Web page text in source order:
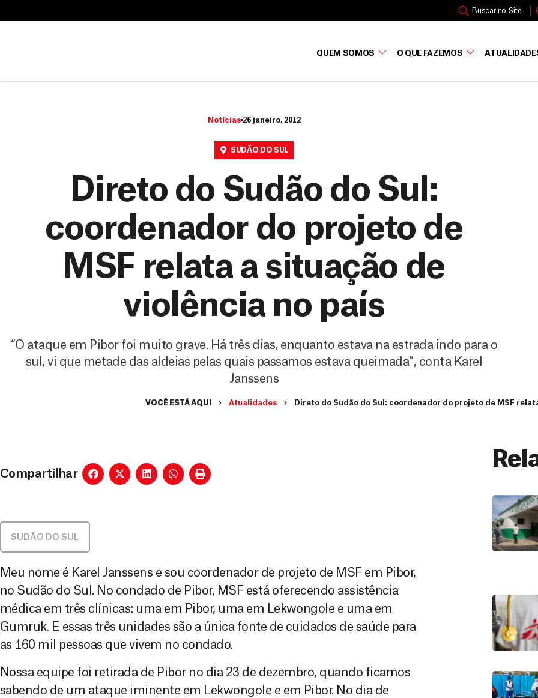
Buscar no Site
QUEM SOMOS O QUE FAZEMOS
c
Notícias 26 janeiro, 2012
SUDÃO DO SUL
Direto do Sudão do Sul:
coordenador do projeto de
MSF relata a situação de
violência no país
“O ataque em Pibor foi muito grave. Há três dias, enquanto estava na estrada indo para o
sul, vi que metade das aldeias pelas quais passamos estava queimada”, conta Karel
Janssens
VOCÊ ESTÁ AQUI Atualidades Direto do Sudão do Sul: coordenador do projeto de MSF
Compartilhar
SUDÃO DO SUL
Meu nome é Karel Janssens e sou coordenador de projeto de MSF em Pibor,
no Sudão do Sul. No condado de Pibor, MSF está oferecendo assistência
médica em três clínicas: uma em Pibor, uma em Lekwongole e uma em
Gumruk. E essas três unidades são a única fonte de cuidados de saúde para
as 160 mil pessoas que vivem no condado.
Nossa equipe foi retirada de Pibor no dia 23 de dezembro, quando ficamos
sabendo de um ataque iminente em Lekwongole e em Pibor. No dia de
a